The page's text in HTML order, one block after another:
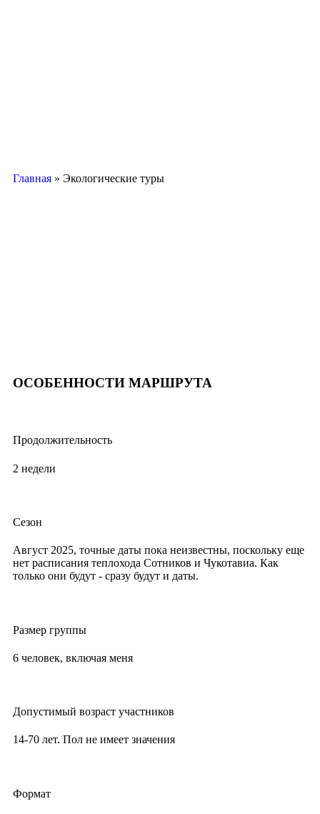
Главная » Экологические туры
ОСОБЕННОСТИ МАРШРУТА
Продолжительность
2 недели
Сезон
Август 2025, точные даты пока неизвестны, поскольку еще
нет расписания теплохода Сотников и Чукотавиа. Как
только они будут - сразу будут и даты.
Размер группы
6 человек, включая меня
Допустимый возраст участников
14-70 лет. Пол не имеет значения
Формат